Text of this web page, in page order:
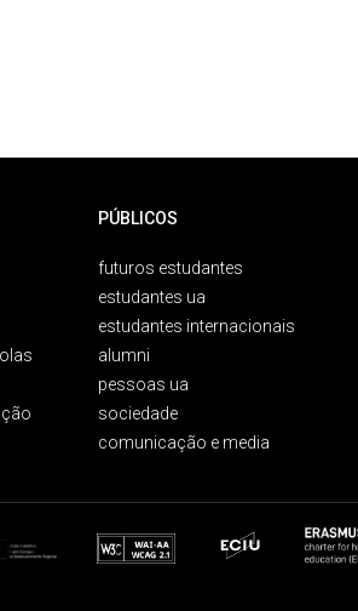
PÚBLICOS
futuros estudantes
estudantes ua
estudantes internacionais
alumni
pessoas ua
sociedade
comunicação e media